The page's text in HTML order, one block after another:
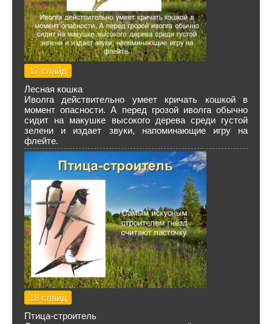
17 слайд
Лесная кошка
Иволга действительно умеет кричать кошкой в
момент опасности. А перед грозой иволга обычно
сидит на макушке высокого дерева среди густой
зелени и издает звуки, напоминающие игру на
флейте.
18 слайд
Птица-строитель